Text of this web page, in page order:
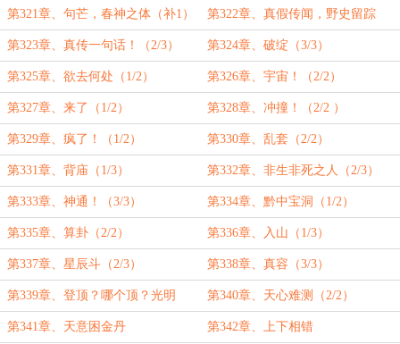
第321章、句芒，春神之体（补1） 第322章、真假传闻，野史留踪
（1/3）
第323章、真传一句话！（2/3） 第324章、破绽（3/3）
第325章、欲去何处（1/2） 第326章、宇宙！（2/2）
第327章、来了（1/2） 第328章、冲撞！（2/2 ）
第329章、疯了！（1/2） 第330章、乱套（2/2）
第331章、背庙（1/3） 第332章、非生非死之人（2/3）
第333章、神通！（3/3） 第334章、黔中宝洞（1/2）
第335章、算卦（2/2） 第336章、入山（1/3）
第337章、星辰斗（2/3） 第338章、真容（3/3）
第339章、登顶？哪个顶？光明
顶？（1/2）
第340章、天心难测（2/2）
第341章、天意困金丹 第342章、上下相错